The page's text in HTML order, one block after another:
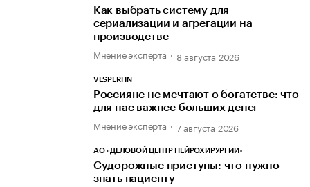
Как выбрать систему для
сериализации и агрегации на
производстве
Мнение эксперта 8 августа 2026
VESPERFIN
Россияне не мечтают о богатстве: что
для нас важнее больших денег
Мнение эксперта 7 августа 2026
АО «ДЕЛОВОЙ ЦЕНТР НЕЙРОХИРУРГИИ»
Судорожные приступы: что нужно
знать пациенту